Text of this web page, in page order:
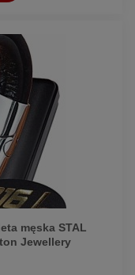
męska STAL
Jewellery